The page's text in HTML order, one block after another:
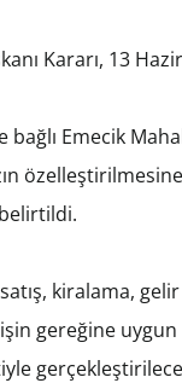
Kararı, 13
Emecik
kiralama,
işin gereğine